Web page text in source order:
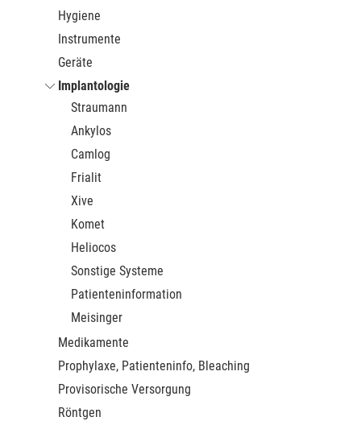
Hygiene
Instrumente
Geräte
Implantologie
Straumann
Ankylos
Camlog
Frialit
Xive
Komet
Heliocos
Sonstige Systeme
Patienteninformation
Meisinger
Medikamente
Prophylaxe, Patienteninfo, Bleaching
Provisorische Versorgung
Röntgen